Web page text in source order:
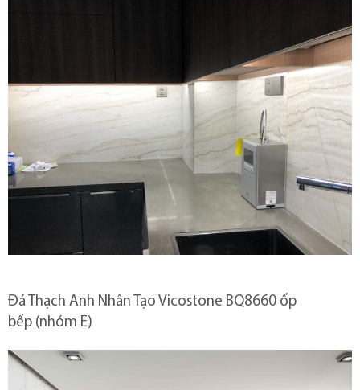
Đá Thạch Anh Nhân Tạo Vicostone BQ8660 ốp
bếp (nhóm E)